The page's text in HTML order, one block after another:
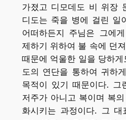
가졌고 디모데도 비 위장
디도는 죽을 병에 걸린 일
어떠하든지 주님은 그에
제하기 위하여 불 속에 던
때문에 억울한 일을 당하
도의 연단을 통하여 귀하
목적이 있기 때문이다. 그
저주가 아니고 복이며 복
화시키는 과정이다. 그 대